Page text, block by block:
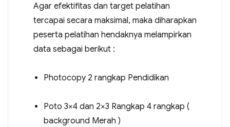
Agar efektifitas dan target pelatihan
tercapai secara maksimal, maka diharapkan
peserta pelatihan hendaknya melampirkan
data sebagai berikut :
Photocopy 2 rangkap Pendidikan
Poto 3×4 dan 2×3 Rangkap 4 rangkap (
background Merah )